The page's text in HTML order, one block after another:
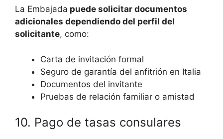
La Embajada puede solicitar documentos
adicionales dependiendo del perfil del
solicitante, como:
Carta de invitación formal
Seguro de garantía del anfitrión en Italia
Documentos del invitante
Pruebas de relación familiar o amistad
10. Pago de tasas consulares